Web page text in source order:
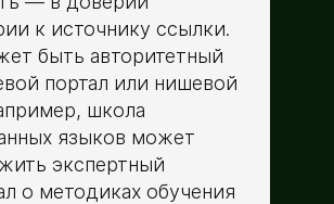
к источнику ссылки.
быть авторитетный
портал или нишевой
школа
языков может
экспертный
о методиках обучения